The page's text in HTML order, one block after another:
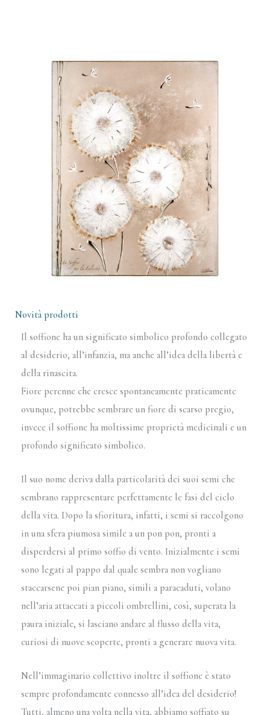
Novità prodotti
Il soffione ha un significato simbolico profondo collegato
al desiderio, all’infanzia, ma anche all’idea della libertà e
della rinascita.
Fiore perenne che cresce spontaneamente praticamente
ovunque, potrebbe sembrare un fiore di scarso pregio,
invece il soffione ha moltissime proprietà medicinali e un
profondo significato simbolico.
Il suo nome deriva dalla particolarità dei suoi semi che
sembrano rappresentare perfettamente le fasi del ciclo
della vita. Dopo la sfioritura, infatti, i semi si raccolgono
in una sfera piumosa simile a un pon pon, pronti a
disperdersi al primo soffio di vento. Inizialmente i semi
sono legati al pappo dal quale sembra non vogliano
staccarsene poi pian piano, simili a paracaduti, volano
nell’aria attaccati a piccoli ombrellini, così, superata la
paura iniziale, si lasciano andare al flusso della vita,
curiosi di nuove scoperte, pronti a generare nuova vita.
Nell’immaginario collettivo inoltre il soffione è stato
sempre profondamente connesso all’idea del desiderio!
Tutti, almeno una volta nella vita, abbiamo soffiato su